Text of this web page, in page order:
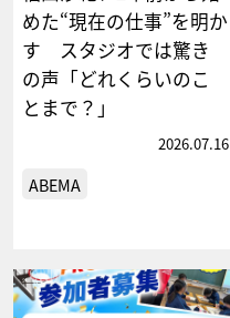
めた“現在の仕事”を明か
す スタジオでは驚き
の声「どれくらいのこ
とまで？」
2026.07.16
ABEMA